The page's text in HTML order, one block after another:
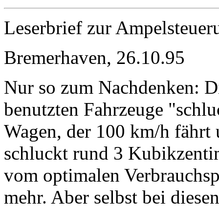
Leserbrief zur
Bremerhaven, 26.10.95
Nur so zum Nachdenken:
benutzten Fahrzeuge
Wagen, der 100 km/h
schluckt rund 3
vom optimalen
mehr. Aber selbst bei